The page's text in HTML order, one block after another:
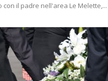
con il padre nell'area Le Melette,...